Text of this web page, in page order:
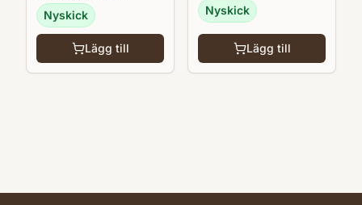
Nyskick
Lägg till
Nyskick
Lägg till